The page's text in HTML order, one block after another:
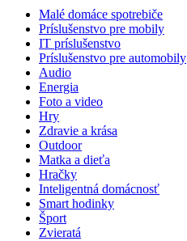
Malé domáce spotrebiče
Príslušenstvo pre mobily
IT príslušenstvo
Príslušenstvo pre automobily
Audio
Energia
Foto a video
Hry
Zdravie a krása
Outdoor
Matka a dieťa
Hračky
Inteligentná domácnosť
Smart hodinky
Šport
Zvieratá